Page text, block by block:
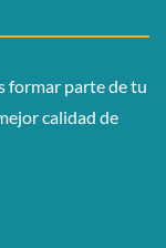
formar parte de tu
calidad de